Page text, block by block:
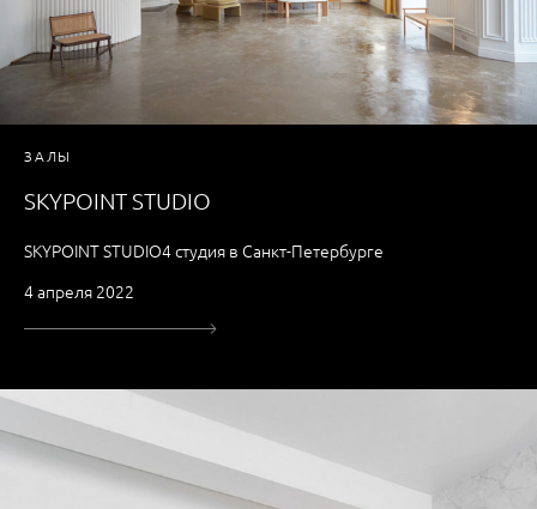
ЗАЛЫ
SKYPOINT STUDIO
SKYPOINT STUDIO4 студия в Санкт-Петербурге
4 апреля 2022